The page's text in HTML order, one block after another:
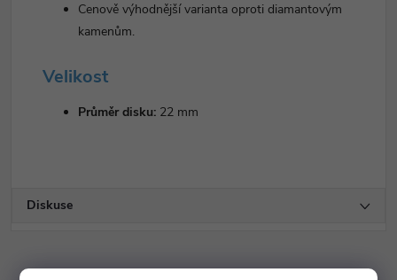
Cenově výhodnější varianta oproti diamantovým
kamenům.
Velikost
Průměr disku: 22 mm
Diskuse